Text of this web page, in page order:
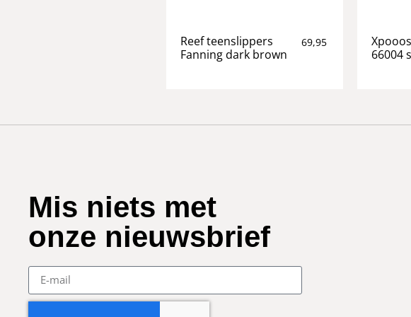
Reef teenslippers
Fanning dark brown
69,95
66004
Mis niets met
onze nieuwsbrief